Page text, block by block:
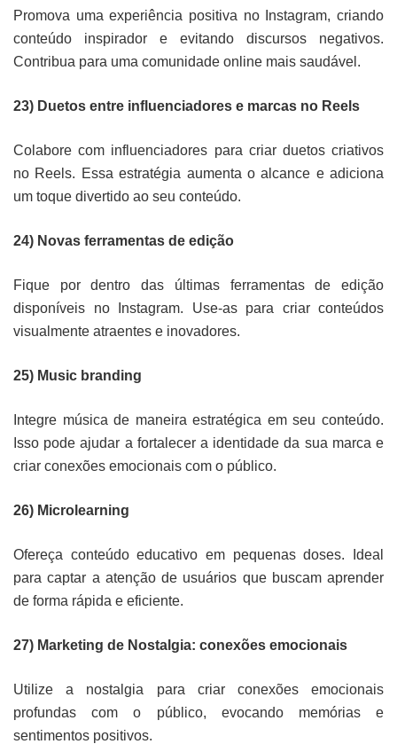
Promova uma experiência positiva no Instagram, criando
conteúdo inspirador e evitando discursos negativos.
Contribua para uma comunidade online mais saudável.
23) Duetos entre influenciadores e marcas no Reels
Colabore com influenciadores para criar duetos criativos
no Reels. Essa estratégia aumenta o alcance e adiciona
um toque divertido ao seu conteúdo.
24) Novas ferramentas de edição
Fique por dentro das últimas ferramentas de edição
disponíveis no Instagram. Use-as para criar conteúdos
visualmente atraentes e inovadores.
25) Music branding
Integre música de maneira estratégica em seu conteúdo.
Isso pode ajudar a fortalecer a identidade da sua marca e
criar conexões emocionais com o público.
26) Microlearning
Ofereça conteúdo educativo em pequenas doses. Ideal
para captar a atenção de usuários que buscam aprender
de forma rápida e eficiente.
27) Marketing de Nostalgia: conexões emocionais
Utilize a nostalgia para criar conexões emocionais
profundas com o público, evocando memórias e
sentimentos positivos.